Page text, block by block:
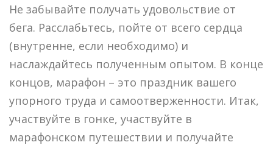
Не забывайте получать удовольствие от
бега. Расслабьтесь, пойте от всего сердца
(внутренне, если необходимо) и
наслаждайтесь полученным опытом. В конце
концов, марафон – это праздник вашего
упорного труда и самоотверженности. Итак,
участвуйте в гонке, участвуйте в
марафонском путешествии и получайте